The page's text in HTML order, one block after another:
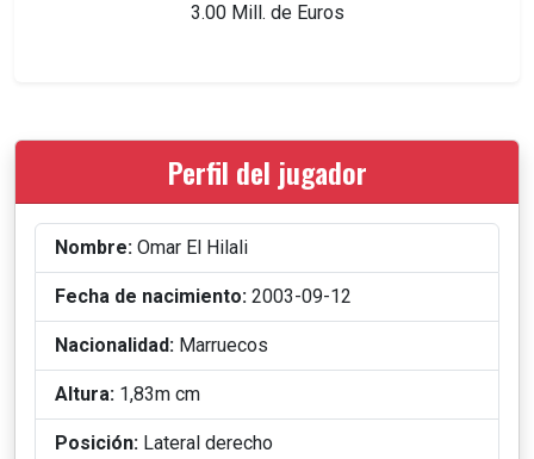
3.00 Mill. de Euros
Perfil del jugador
Nombre: Omar El Hilali
Fecha de nacimiento: 2003-09-12
Nacionalidad: Marruecos
Altura: 1,83m cm
Posición: Lateral derecho